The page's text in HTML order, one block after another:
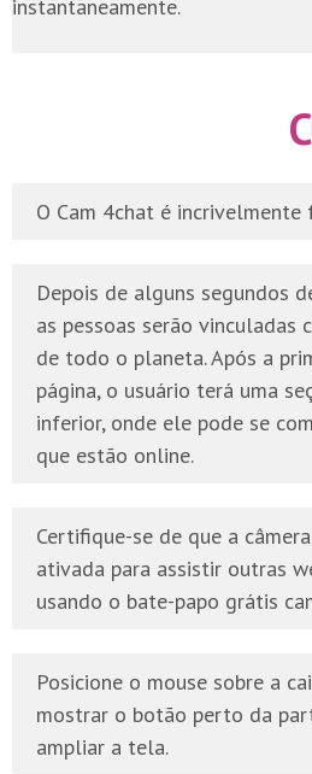
instantaneamente.
O Cam 4chat é incrivelmente
Depois de alguns segundos
as pessoas serão vinculadas
de todo o planeta. Após a
página, o usuário terá uma
inferior, onde ele pode se
que estão online.
Certifique-se de que a
ativada para assistir outras
usando o bate-papo grátis
Posicione o mouse sobre a
mostrar o botão perto da
ampliar a tela.